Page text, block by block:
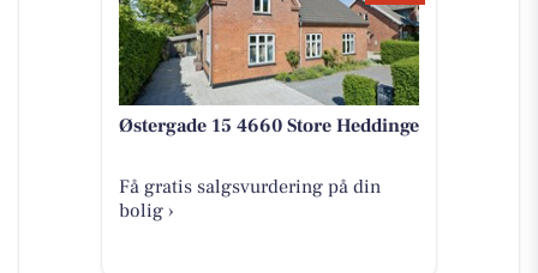
Østergade 15 4660 Store Heddinge
Få gratis salgsvurdering på din
bolig ›